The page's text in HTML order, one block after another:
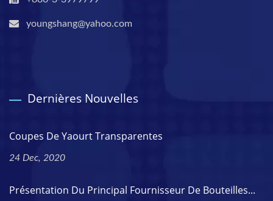
youngshang@yahoo.com
Dernières Nouvelles
Coupes De Yaourt Transparentes
24 Dec, 2020
Présentation Du Principal Fournisseur De Bouteilles...